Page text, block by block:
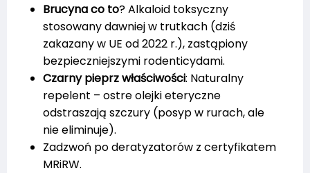
Brucyna co to? Alkaloid toksyczny
stosowany dawniej w trutkach (dziś
zakazany w UE od 2022 r.), zastąpiony
bezpieczniejszymi rodenticydami.
Czarny pieprz właściwości: Naturalny
repelent – ostre olejki eteryczne
odstraszają szczury (posyp w rurach, ale
nie eliminuje).
Zadzwoń po deratyzatorów z certyfikatem
MRiRW.